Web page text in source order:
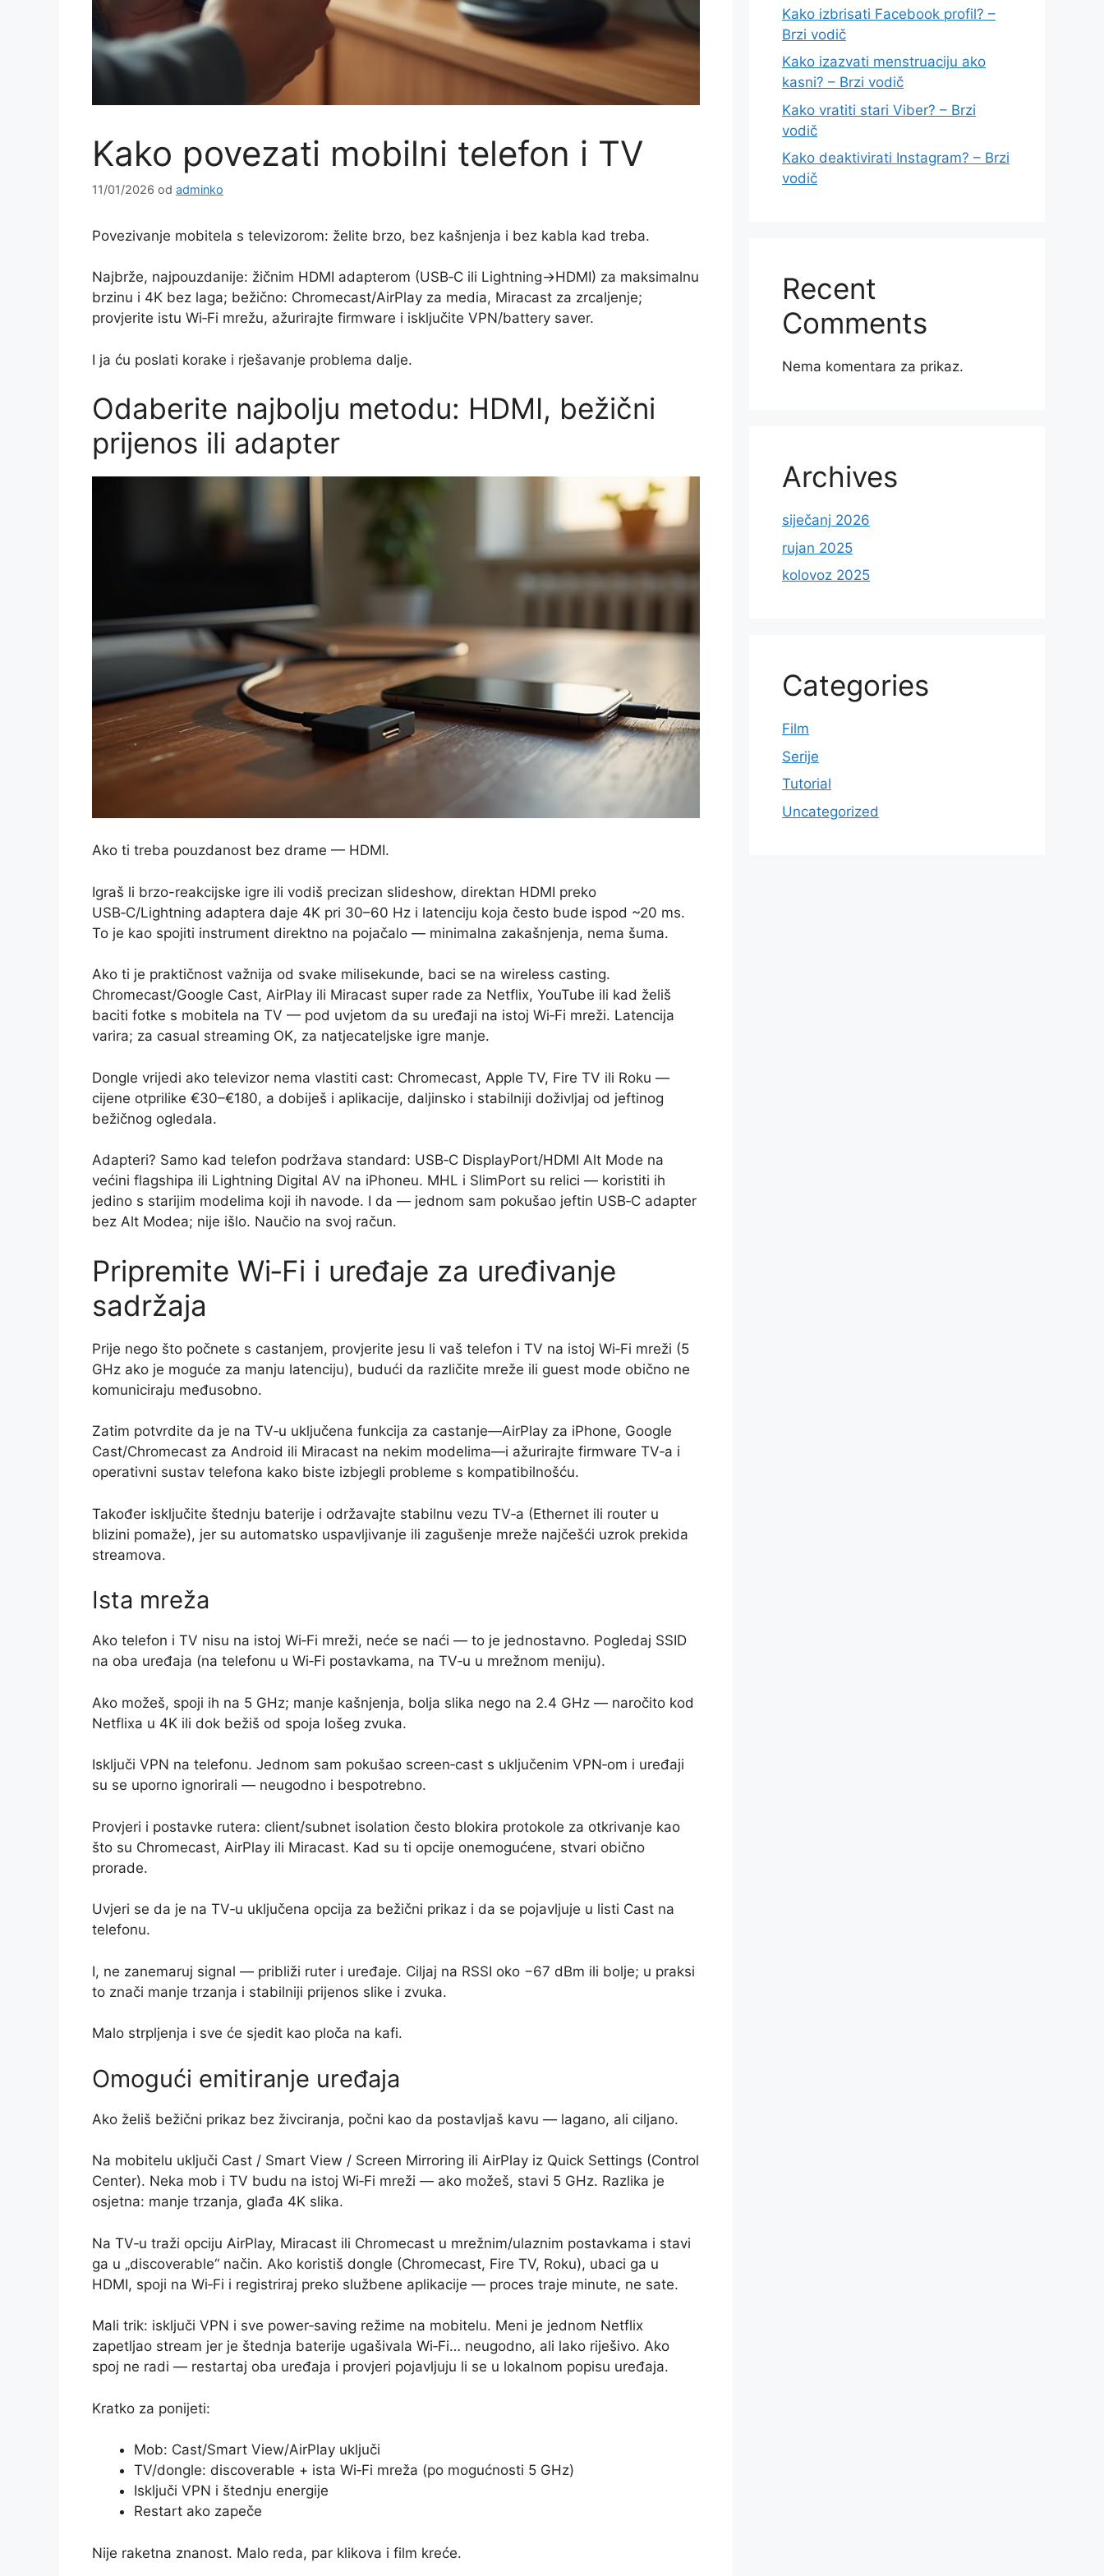
Kako povezati mobilni telefon i TV
11/01/2026 od adminko
Povezivanje mobitela s televizorom: želite brzo, bez kašnjenja i bez kabla kad treba.
Najbrže, najpouzdanije: žičnim HDMI adapterom (USB‑C ili Lightning→HDMI) za maksimalnu
brzinu i 4K bez laga; bežično: Chromecast/AirPlay za media, Miracast za zrcaljenje;
provjerite istu Wi‑Fi mrežu, ažurirajte firmware i isključite VPN/battery saver.
I ja ću poslati korake i rješavanje problema dalje.
Odaberite najbolju metodu: HDMI, bežični
prijenos ili adapter
Ako ti treba pouzdanost bez drame — HDMI.
Igraš li brzo-reakcijske igre ili vodiš precizan slideshow, direktan HDMI preko
USB‑C/Lightning adaptera daje 4K pri 30–60 Hz i latenciju koja često bude ispod ~20 ms.
To je kao spojiti instrument direktno na pojačalo — minimalna zakašnjenja, nema šuma.
Ako ti je praktičnost važnija od svake milisekunde, baci se na wireless casting.
Chromecast/Google Cast, AirPlay ili Miracast super rade za Netflix, YouTube ili kad želiš
baciti fotke s mobitela na TV — pod uvjetom da su uređaji na istoj Wi‑Fi mreži. Latencija
varira; za casual streaming OK, za natjecateljske igre manje.
Dongle vrijedi ako televizor nema vlastiti cast: Chromecast, Apple TV, Fire TV ili Roku —
cijene otprilike €30–€180, a dobiješ i aplikacije, daljinsko i stabilniji doživljaj od jeftinog
bežičnog ogledala.
Adapteri? Samo kad telefon podržava standard: USB‑C DisplayPort/HDMI Alt Mode na
većini flagshipa ili Lightning Digital AV na iPhoneu. MHL i SlimPort su relici — koristiti ih
jedino s starijim modelima koji ih navode. I da — jednom sam pokušao jeftin USB‑C adapter
bez Alt Modea; nije išlo. Naučio na svoj račun.
Pripremite Wi‑Fi i uređaje za uređivanje
sadržaja
Prije nego što počnete s castanjem, provjerite jesu li vaš telefon i TV na istoj Wi‑Fi mreži (5
GHz ako je moguće za manju latenciju), budući da različite mreže ili guest mode obično ne
komuniciraju međusobno.
Zatim potvrdite da je na TV‑u uključena funkcija za castanje—AirPlay za iPhone, Google
Cast/Chromecast za Android ili Miracast na nekim modelima—i ažurirajte firmware TV‑a i
operativni sustav telefona kako biste izbjegli probleme s kompatibilnošću.
Također isključite štednju baterije i održavajte stabilnu vezu TV‑a (Ethernet ili router u
blizini pomaže), jer su automatsko uspavljivanje ili zagušenje mreže najčešći uzrok prekida
streamova.
Ista mreža
Ako telefon i TV nisu na istoj Wi‑Fi mreži, neće se naći — to je jednostavno. Pogledaj SSID
na oba uređaja (na telefonu u Wi‑Fi postavkama, na TV‑u u mrežnom meniju).
Ako možeš, spoji ih na 5 GHz; manje kašnjenja, bolja slika nego na 2.4 GHz — naročito kod
Netflixa u 4K ili dok bežiš od spoja lošeg zvuka.
Isključi VPN na telefonu. Jednom sam pokušao screen‑cast s uključenim VPN‑om i uređaji
su se uporno ignorirali — neugodno i bespotrebno.
Provjeri i postavke rutera: client/subnet isolation često blokira protokole za otkrivanje kao
što su Chromecast, AirPlay ili Miracast. Kad su ti opcije onemogućene, stvari obično
prorade.
Uvjeri se da je na TV‑u uključena opcija za bežični prikaz i da se pojavljuje u listi Cast na
telefonu.
I, ne zanemaruj signal — približi ruter i uređaje. Ciljaj na RSSI oko −67 dBm ili bolje; u praksi
to znači manje trzanja i stabilniji prijenos slike i zvuka.
Malo strpljenja i sve će sjedit kao ploča na kafi.
Omogući emitiranje uređaja
Ako želiš bežični prikaz bez živciranja, počni kao da postavljaš kavu — lagano, ali ciljano.
Na mobitelu uključi Cast / Smart View / Screen Mirroring ili AirPlay iz Quick Settings (Control
Center). Neka mob i TV budu na istoj Wi‑Fi mreži — ako možeš, stavi 5 GHz. Razlika je
osjetna: manje trzanja, glađa 4K slika.
Na TV‑u traži opciju AirPlay, Miracast ili Chromecast u mrežnim/ulaznim postavkama i stavi
ga u „discoverable“ način. Ako koristiš dongle (Chromecast, Fire TV, Roku), ubaci ga u
HDMI, spoji na Wi‑Fi i registriraj preko službene aplikacije — proces traje minute, ne sate.
Mali trik: isključi VPN i sve power‑saving režime na mobitelu. Meni je jednom Netflix
zapetljao stream jer je štednja baterije ugašivala Wi‑Fi… neugodno, ali lako riješivo. Ako
spoj ne radi — restartaj oba uređaja i provjeri pojavljuju li se u lokalnom popisu uređaja.
Kratko za ponijeti:
Mob: Cast/Smart View/AirPlay uključi
TV/dongle: discoverable + ista Wi‑Fi mreža (po mogućnosti 5 GHz)
Isključi VPN i štednju energije
Restart ako zapeče
Nije raketna znanost. Malo reda, par klikova i film kreće.
Kako izbrisati Facebook profil? –
Brzi vodič
Kako izazvati menstruaciju ako
kasni? – Brzi vodič
Kako vratiti stari Viber? – Brzi
vodič
Kako deaktivirati Instagram? – Brzi
vodič
Recent
Comments
Nema komentara za prikaz.
Archives
siječanj 2026
rujan 2025
kolovoz 2025
Categories
Film
Serije
Tutorial
Uncategorized